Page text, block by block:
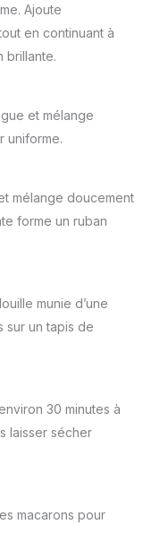
Ajoute
en continuant à
brillante.
et mélange
uniforme.
mélange doucement
forme un ruban
munie d’une
un tapis de
30 minutes à
laisser sécher
macarons pour